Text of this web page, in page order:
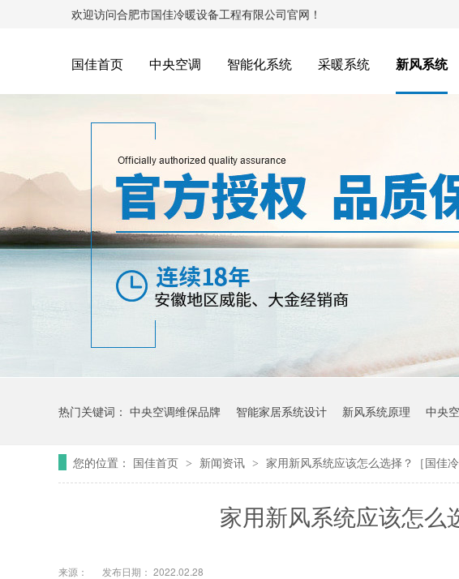
欢迎访问合肥市国佳冷暖设备工程有限公司官网！
国佳首页 中央空调 智能化系统 采暖系统 新风系统
热门关键词： 中央空调维保品牌 智能家居系统设计 新风系统原理 中央
您的位置： 国佳首页 > 新闻资讯 > 家用新风系统应该怎么选择？［国佳冷
家用新风系统应该怎么
来源： 发布日期： 2022.02.28